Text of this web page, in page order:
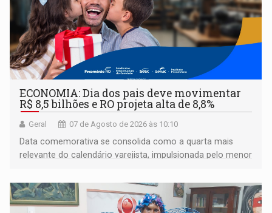
ECONOMIA: Dia dos pais deve movimentar
R$ 8,5 bilhões e RO projeta alta de 8,8%
Geral 07 de Agosto de 2026 às 10:10
Data comemorativa se consolida como a quarta mais
relevante do calendário varejista, impulsionada pelo menor
média do trabalhador